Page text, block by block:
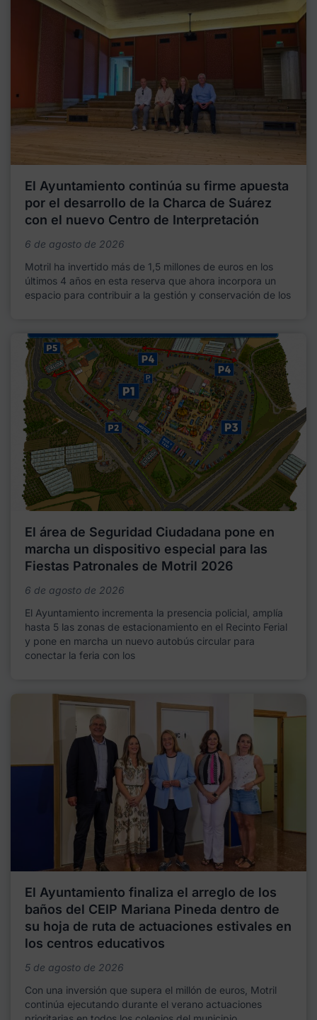
El Ayuntamiento continúa su firme apuesta
por el desarrollo de la Charca de Suárez
con el nuevo Centro de Interpretación
6 de agosto de 2026
Motril ha invertido más de 1,5 millones de euros en los
últimos 4 años en esta reserva que ahora incorpora un
espacio para contribuir a la gestión y conservación de los
El área de Seguridad Ciudadana pone en
marcha un dispositivo especial para las
Fiestas Patronales de Motril 2026
6 de agosto de 2026
El Ayuntamiento incrementa la presencia policial, amplía
hasta 5 las zonas de estacionamiento en el Recinto Ferial
y pone en marcha un nuevo autobús circular para
conectar la feria con los
El Ayuntamiento finaliza el arreglo de los
baños del CEIP Mariana Pineda dentro de
su hoja de ruta de actuaciones estivales en
los centros educativos
5 de agosto de 2026
Con una inversión que supera el millón de euros, Motril
continúa ejecutando durante el verano actuaciones